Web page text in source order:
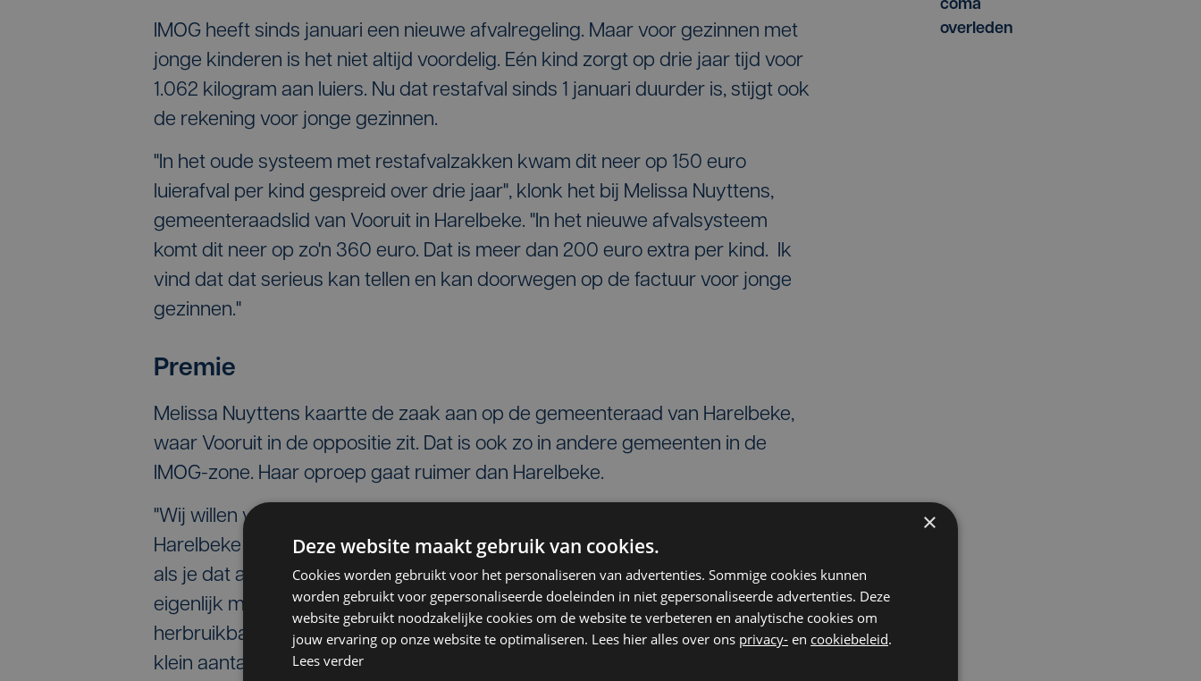
IMOG heeft sinds januari een nieuwe afvalregeling. Maar voor gezinnen met
jonge kinderen is het niet altijd voordelig. Eén kind zorgt op drie jaar tijd voor
1.062 kilogram aan luiers. Nu dat restafval sinds 1 januari duurder is, stijgt ook
de rekening voor jonge gezinnen.
"In het oude systeem met restafvalzakken kwam dit neer op 150 euro
luierafval per kind gespreid over drie jaar", klonk het bij Melissa Nuyttens,
gemeenteraadslid van Vooruit in Harelbeke. "In het nieuwe afvalsysteem
komt dit neer op zo'n 360 euro. Dat is meer dan 200 euro extra per kind. Ik
vind dat dat serieus kan tellen en kan doorwegen op de factuur voor jonge
gezinnen."
Premie
Melissa Nuyttens kaartte de zaak aan op de gemeenteraad van Harelbeke,
waar Vooruit in de oppositie zit. Dat is ook zo in andere gemeenten in de
IMOG-zone. Haar oproep gaat ruimer dan Harelbeke.
"Wij willen vooral veel meer ondersteuning voor jonge gezinnen. Stad
Harelbeke bijvoorbeeld komt hier met een premie van 25 euro tussen, maar
als je dat afweegt tegenover de 200 euro extra kosten vinden we dat
eigenlijk maar een peulschil en zouden we dat graag hoger zien. Wij zijn voor
herbruikbare, wasbare luiers. Maar we moeten eerlijk zijn: er is maar een
klein aantal mensen die ze gebruikt. Dat is duur. In Harelbeke is er wel een
coma
overleden
×
Deze website maakt gebruik van cookies.
Cookies worden gebruikt voor het personaliseren van advertenties. Sommige cookies kunnen
worden gebruikt voor gepersonaliseerde doeleinden in niet gepersonaliseerde advertenties. Deze
website gebruikt noodzakelijke cookies om de website te verbeteren en analytische cookies om
jouw ervaring op onze website te optimaliseren. Lees hier alles over ons privacy- en cookiebeleid.
Lees verder